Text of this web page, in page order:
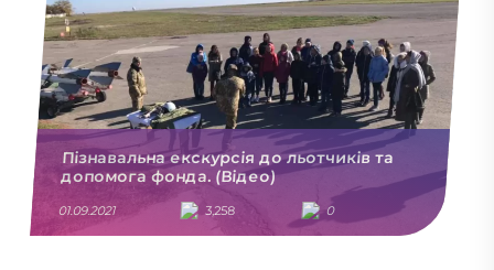
Пізнавальна екскурсія до льотчиків та
допомога фонда. (Відео)
01.09.2021 3,258 0